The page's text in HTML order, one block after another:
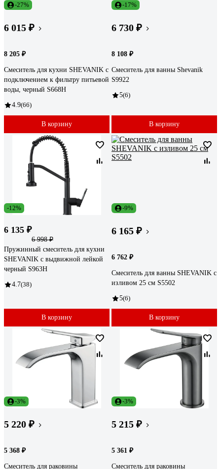
-27%
6 015 ₽
8 205 ₽
Смеситель для кухни SHEVANIK с
подключением к фильтру питьевой
воды, черный S668H
4.9(66)
В корзину
-17%
6 730 ₽
8 108 ₽
Смеситель для ванны Shevanik
S9922
5(6)
В корзину
-12%
6 135 ₽
6 998 ₽
Пружинный смеситель для кухни
SHEVANIK с выдвижной лейкой
черный S963H
4.7(38)
В корзину
-9%
6 165 ₽
6 762 ₽
Смеситель для ванны SHEVANIK с
изливом 25 см S5502
5(6)
В корзину
-3%
5 220 ₽
5 368 ₽
Смеситель для раковины
-3%
5 215 ₽
5 361 ₽
Смеситель для раковины